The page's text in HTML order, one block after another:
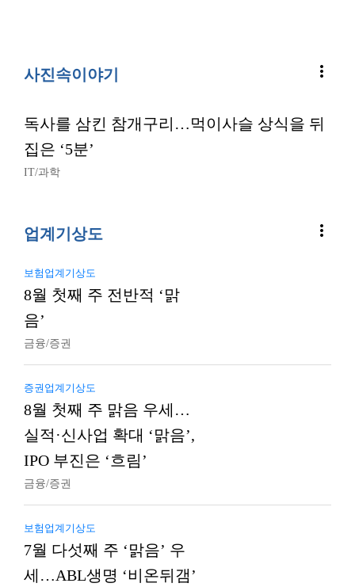
사진속이야기 more_vert
독사를 삼킨 참개구리…먹이사슬 상식을 뒤
집은 ‘5분’
IT/과학
업계기상도 more_vert
보험업계기상도
8월 첫째 주 전반적 ‘맑
음’
금융/증권
증권업계기상도
8월 첫째 주 맑음 우세…
실적·신사업 확대 ‘맑음’,
IPO 부진은 ‘흐림’
금융/증권
보험업계기상도
7월 다섯째 주 ‘맑음’ 우
세…ABL생명 ‘비온뒤갬’